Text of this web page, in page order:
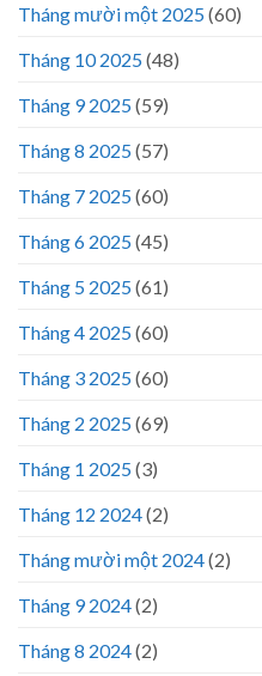
Tháng mười một 2025(60)
Tháng 10 2025(48)
Tháng 9 2025(59)
Tháng 8 2025(57)
Tháng 7 2025(60)
Tháng 6 2025(45)
Tháng 5 2025(61)
Tháng 4 2025(60)
Tháng 3 2025(60)
Tháng 2 2025(69)
Tháng 1 2025(3)
Tháng 12 2024(2)
Tháng mười một 2024(2)
Tháng 9 2024(2)
Tháng 8 2024(2)